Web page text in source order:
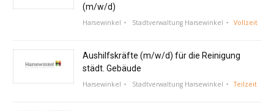
(m/w/d)
Harsewinkel Stadtverwaltung Harsewinkel Vollzeit
Aushilfskräfte (m/w/d) für die Reinigung
städt. Gebäude
Harsewinkel Stadtverwaltung Harsewinkel Teilzeit